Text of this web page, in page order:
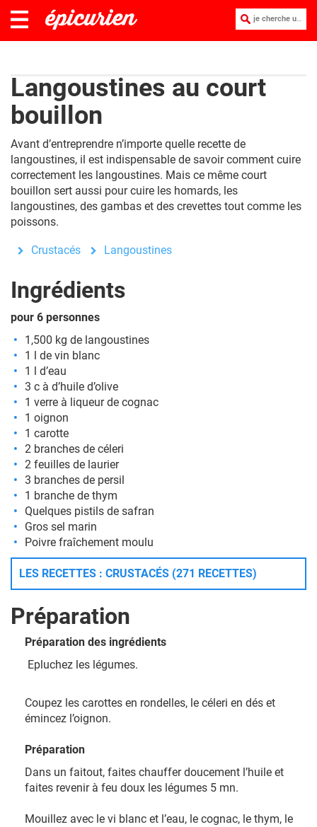
je cherche une recette :
Langoustines au court
bouillon
Avant d’entreprendre n’importe quelle recette de
langoustines, il est indispensable de savoir comment cuire
correctement les langoustines. Mais ce même court
bouillon sert aussi pour cuire les homards, les
langoustines, des gambas et des crevettes tout comme les
poissons.
Crustacés Langoustines
Ingrédients
pour 6 personnes
1,500 kg de langoustines
1 l de vin blanc
1 l d’eau
3 c à d’huile d’olive
1 verre à liqueur de cognac
1 oignon
1 carotte
2 branches de céleri
2 feuilles de laurier
3 branches de persil
1 branche de thym
Quelques pistils de safran
Gros sel marin
Poivre fraîchement moulu
LES RECETTES : CRUSTACÉS (271 RECETTES)
Préparation
Préparation des ingrédients
Epluchez les légumes.
Coupez les carottes en rondelles, le céleri en dés et
émincez l’oignon.
Préparation
Dans un faitout, faites chauffer doucement l’huile et
faites revenir à feu doux les légumes 5 mn.
Mouillez avec le vi blanc et l’eau, le cognac, le thym, le